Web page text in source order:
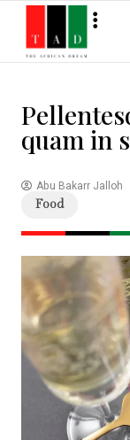
quam in
Abu Bakarr Jalloh
Food